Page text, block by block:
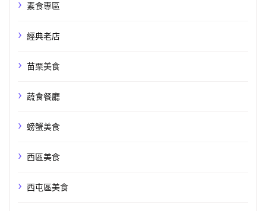
素食專區
經典老店
苗栗美食
蔬食餐廳
螃蟹美食
西區美食
西屯區美食